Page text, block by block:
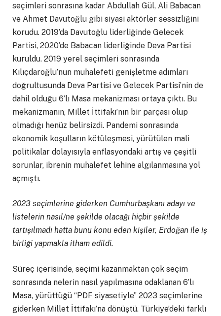
seçimleri sonrasına kadar Abdullah Gül, Ali Babacan
ve Ahmet Davutoğlu gibi siyasi aktörler sessizliğini
korudu. 2019’da Davutoğlu liderliğinde Gelecek
Partisi, 2020’de Babacan liderliğinde Deva Partisi
kuruldu. 2019 yerel seçimleri sonrasında
Kılıçdaroğlu’nun muhalefeti genişletme adımları
doğrultusunda Deva Partisi ve Gelecek Partisi’nin de
dahil olduğu 6’lı Masa mekanizması ortaya çıktı. Bu
mekanizmanın, Millet İttifakı’nın bir parçası olup
olmadığı henüz belirsizdi. Pandemi sonrasında
ekonomik koşulların kötüleşmesi, yürütülen mali
politikalar dolayısıyla enflasyondaki artış ve çeşitli
sorunlar, ibrenin muhalefet lehine algılanmasına yol
açmıştı.
2023 seçimlerine giderken Cumhurbaşkanı adayı ve
listelerin nasıl/ne şekilde olacağı hiçbir şekilde
tartışılmadı hatta bunu konu eden kişiler, Erdoğan ile iş
birliği yapmakla itham edildi.
Süreç içerisinde, seçimi kazanmaktan çok seçim
sonrasında nelerin nasıl yapılmasına odaklanan 6’lı
Masa, yürüttüğü “PDF siyasetiyle” 2023 seçimlerine
giderken Millet İttifakı’na dönüştü. Türkiye’deki farklı